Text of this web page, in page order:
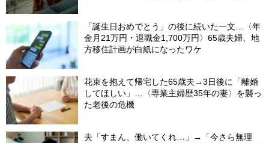
「誕生日おめでとう」の後に続いた一文…〈年
金月21万円・退職金1,700万円〉65歳夫婦、地
方移住計画が白紙になったワケ
花束を抱えて帰宅した65歳夫→3日後に「離婚
してほしい」…〈専業主婦歴35年の妻〉を襲っ
た老後の危機
夫「すまん、働いてくれ…」→「今さら無理